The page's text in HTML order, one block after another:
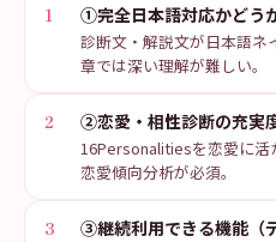
1 ①完全日本語対応かどう
診断文・解説文が日本語ネ
章では深い理解が難しい。
2 ②恋愛・相性診断の充実
16Personalitiesを恋愛に活
恋愛傾向分析が必須。
3 ③継続利用できる機能（